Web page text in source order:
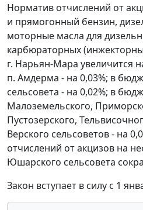
Норматив отчислений от
и прямогонный бензин,
моторные масла для
карбюраторных
г. Нарьян-Мара увеличится
п. Амдерма - на 0,03%; в
сельсовета - на 0,02%; в
Малоземельского,
Пустозерского,
Верского сельсоветов - на
отчислений от акцизов на
Юшарского сельсовета
Закон вступает в силу с 1